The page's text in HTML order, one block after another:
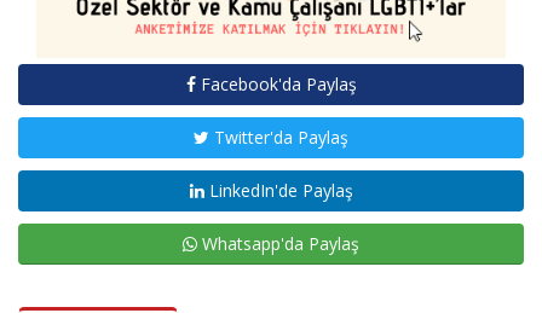
Facebook'da Paylaş
Twitter'da Paylaş
LinkedIn'de Paylaş
Whatsapp'da Paylaş